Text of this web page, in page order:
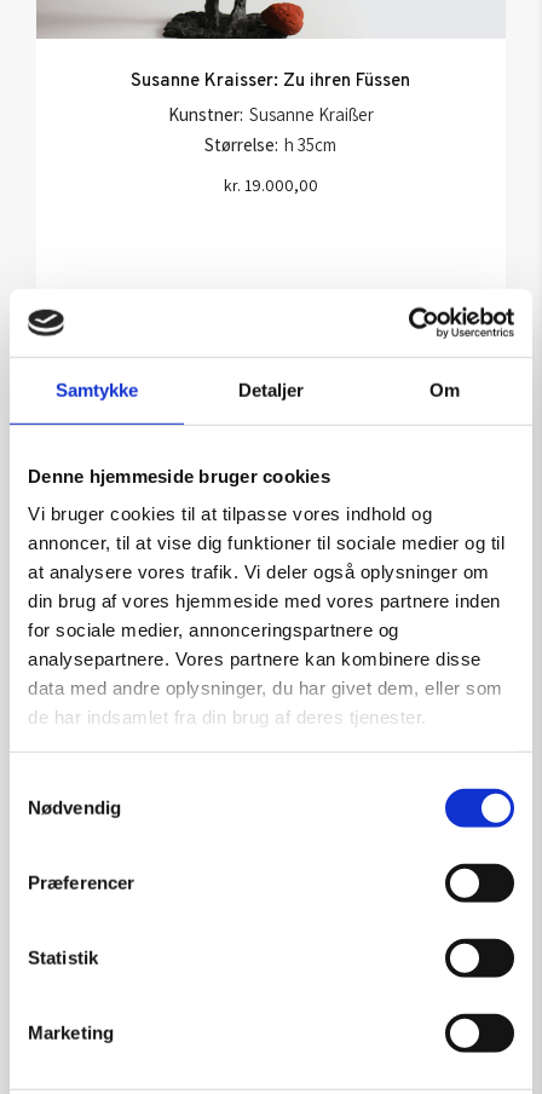
Samtykke Detaljer Om
Denne hjemmeside bruger cookies
Vi bruger cookies til at tilpasse vores indhold og
annoncer, til at vise dig funktioner til sociale medier og til
at analysere vores trafik. Vi deler også oplysninger om
din brug af vores hjemmeside med vores partnere inden
for sociale medier, annonceringspartnere og
analysepartnere. Vores partnere kan kombinere disse
data med andre oplysninger, du har givet dem, eller som
de har indsamlet fra din brug af deres tjenester.
Nødvendig
Præferencer
Statistik
Marketing
Susanne Kraisser: Zu ihren Füssen
Kunstner: Susanne Kraißer
Størrelse: h 35cm
kr. 19.000,00